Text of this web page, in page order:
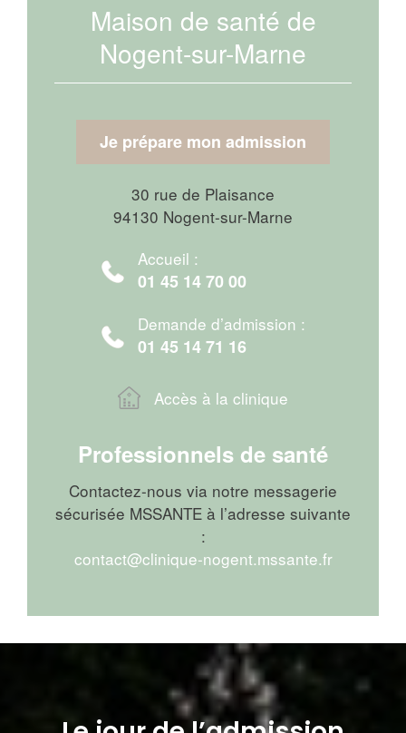
Maison de santé de
Nogent-sur-Marne
Je prépare mon admission
30 rue de Plaisance
94130 Nogent-sur-Marne
Accueil :
01 45 14 70 00
Demande d’admission :
01 45 14 71 16
Accès à la clinique
Professionnels de santé
Contactez-nous via notre messagerie
sécurisée MSSANTE à l’adresse suivante
:
contact@clinique-nogent.mssante.fr